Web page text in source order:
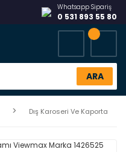
Whatsapp Sipariş
0 531 893 55 80
ARA
Dış Karoseri Ve Kaporta